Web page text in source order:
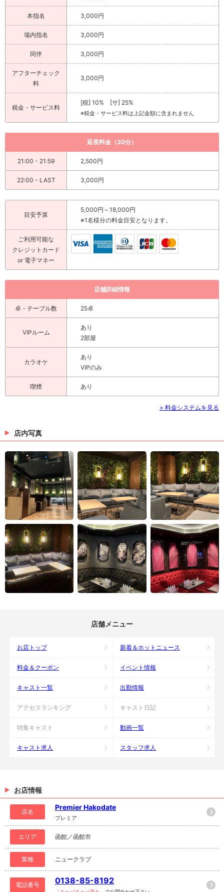
本指名 3,000円
場内指名 3,000円
同伴 3,000円
アフターチェック
料
3,000円
税金・サービス料
[税] 10% [サ] 25%
※税金・サービス料は上記金額に含まれません
延長料金（30分）
21:00 - 21:59 2,500円
22:00 - LAST 3,000円
目安予算
5,000円～18,000円
※1名様分の料金目安となります。
ご利用可能な
クレジットカード
or 電子マネー
店舗詳細情報
卓・テーブル数 25卓
VIPルーム
あり
2部屋
カラオケ
あり
VIPのみ
喫煙 あり
> 料金システムを見る
店内写真
店舗メニュー
お店トップ 新着＆ホットニュース
料金＆クーポン イベント情報
キャスト一覧 出勤情報
アクセスランキング キャスト日記
特集キャスト 動画一覧
キャスト求人 スタッフ求人
お店情報
店名
Premier Hakodate
プレミア
エリア 函館／函館市
業種 ニュークラブ
電話番号 0138-85-8192